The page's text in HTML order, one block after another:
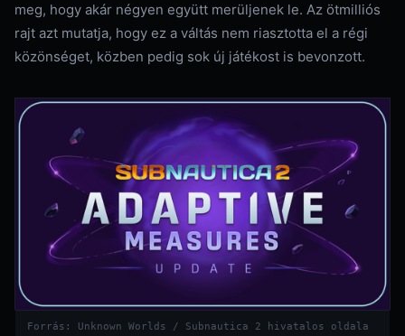
meg, hogy akár négyen együtt merüljenek le. Az ötmilliós
rajt azt mutatja, hogy ez a váltás nem riasztotta el a régi
közönséget, közben pedig sok új játékost is bevonzott.
Forrás: Unknown Worlds / Subnautica 2 hivatalos oldala